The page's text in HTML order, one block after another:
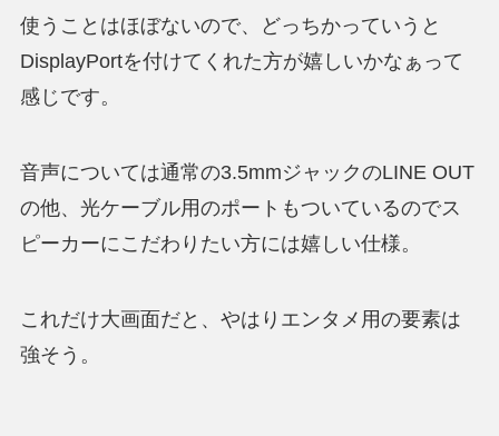
使うことはほぼないので、
どっちかっていうと
DisplayPortを付けてくれた方が嬉しいかなぁって
感じです。
音声については通常の3.5mmジャックのLINE OUT
の他、光ケーブル用のポートもついているのでス
ピーカーにこだわりたい方には嬉しい仕様。
これだけ大画面だと、やはりエンタメ用の要素は
強そう。